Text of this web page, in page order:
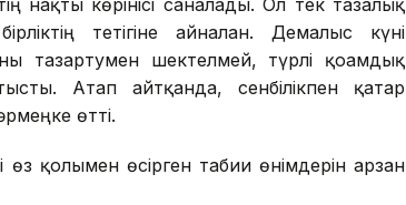
тетігіне айналған. Демалыс күні
тазартумен шектелмей, түрлі қоғамдық
Атап айтқанда, сенбілікпен қатар
өтті.
қолымен өсірген табиғи өнімдерін арзан